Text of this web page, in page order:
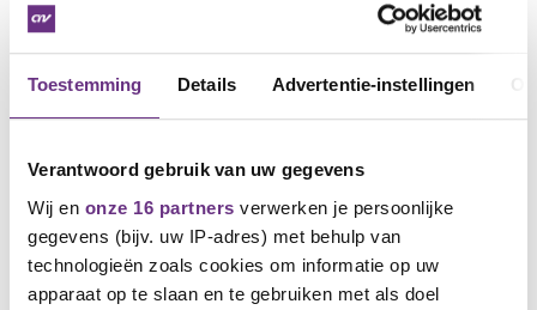
Toestemming Details Advertentie-instellingen
Verantwoord gebruik van uw gegevens
Wij en onze 16 partners verwerken je persoonlijke
gegevens (bijv. uw IP-adres) met behulp van
technologieën zoals cookies om informatie op uw
apparaat op te slaan en te gebruiken met als doel